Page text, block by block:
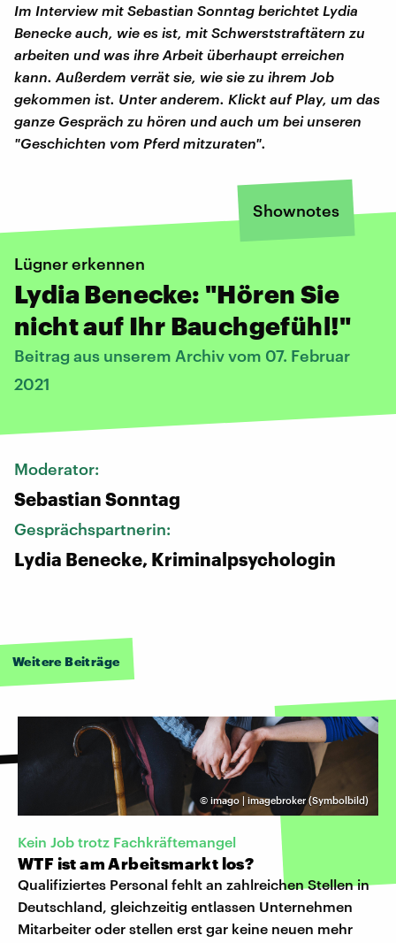
Im Interview mit Sebastian Sonntag berichtet Lydia
Benecke auch, wie es ist, mit Schwerststraftätern zu
arbeiten und was ihre Arbeit überhaupt erreichen
kann. Außerdem verrät sie, wie sie zu ihrem Job
gekommen ist. Unter anderem. Klickt auf Play, um das
ganze Gespräch zu hören und auch um bei unseren
"Geschichten vom Pferd mitzuraten".
Shownotes
Lügner erkennen
Lydia Benecke: "Hören Sie
nicht auf Ihr Bauchgefühl!"
Beitrag aus unserem Archiv vom 07. Februar
2021
Moderator:
Sebastian Sonntag
Gesprächspartnerin:
Lydia Benecke, Kriminalpsychologin
Weitere Beiträge
© imago | imagebroker (Symbolbild)
Kein Job trotz Fachkräftemangel
WTF ist am Arbeitsmarkt los?
Qualifiziertes Personal fehlt an zahlreichen Stellen in
Deutschland, gleichzeitig entlassen Unternehmen
Mitarbeiter oder stellen erst gar keine neuen mehr